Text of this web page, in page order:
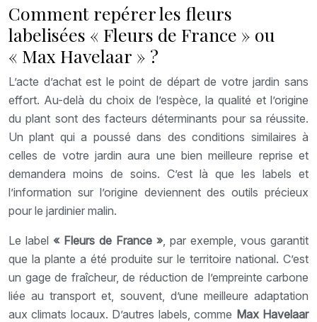
Comment repérer les fleurs
labelisées « Fleurs de France » ou
« Max Havelaar » ?
L’acte d’achat est le point de départ de votre jardin sans
effort. Au-delà du choix de l’espèce, la qualité et l’origine
du plant sont des facteurs déterminants pour sa réussite.
Un plant qui a poussé dans des conditions similaires à
celles de votre jardin aura une bien meilleure reprise et
demandera moins de soins. C’est là que les labels et
l’information sur l’origine deviennent des outils précieux
pour le jardinier malin.
Le label « Fleurs de France » , par exemple, vous garantit
que la plante a été produite sur le territoire national. C’est
un gage de fraîcheur, de réduction de l’empreinte carbone
liée au transport et, souvent, d’une meilleure adaptation
aux climats locaux. D’autres labels, comme Max Havelaar